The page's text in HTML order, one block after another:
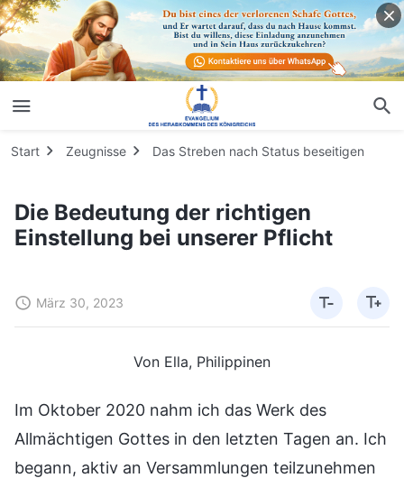
Start Zeugnisse Das Streben nach Status beseitigen
Die Bedeutung der richtigen
Einstellung bei unserer Pflicht
März 30, 2023
Von Ella, Philippinen
Im Oktober 2020 nahm ich das Werk des
Allmächtigen Gottes in den letzten Tagen an. Ich
begann, aktiv an Versammlungen teilzunehmen